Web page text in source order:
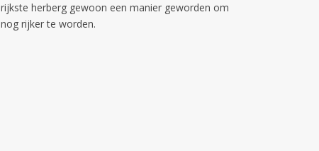
rijkste herberg gewoon een manier geworden om
nog rijker te worden.